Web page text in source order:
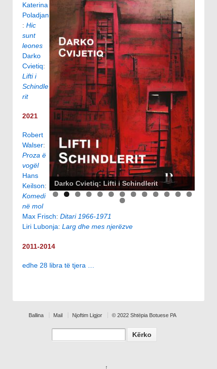
Darko Cvietiq: Lifti i Schindlerit
Katerina
Poladjan
: Hic
sunt
leones
Darko
Cvietiq:
Lifti i
Schindle
rit
2021
Robert
Walser:
Proza ë
vogël
Hans
Keilson:
Komedi
në mol
Max Frisch: Ditari 1966-1971
Liri Lubonja: Larg dhe mes njerëzve
2011-2014
edhe 28 libra të tjera …
Ballina Mail Njoftim Ligjor © 2022 Shtëpia Botuese PA
Search
↑